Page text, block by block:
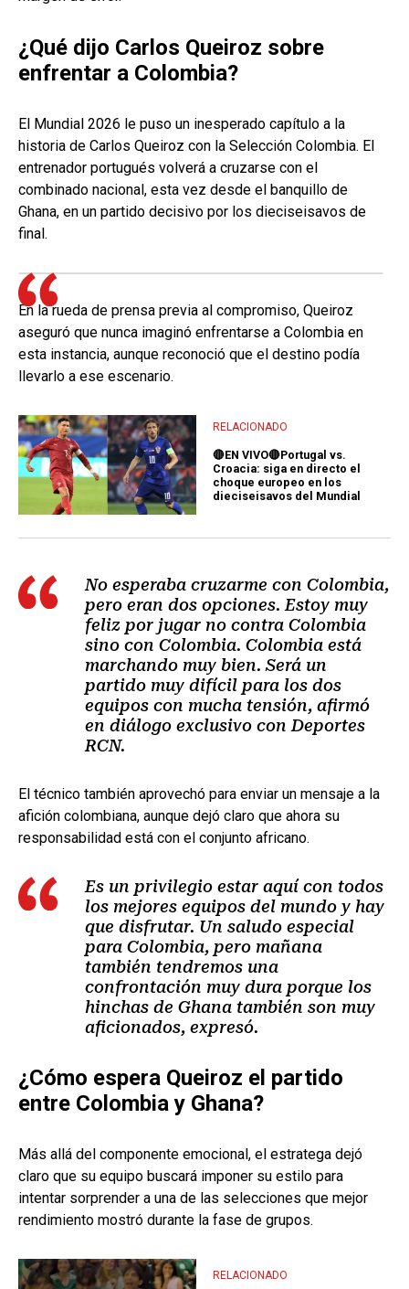
¿Qué dijo Carlos Queiroz sobre
enfrentar a Colombia?
El Mundial 2026 le puso un inesperado capítulo a la
historia de Carlos Queiroz con la Selección Colombia. El
entrenador portugués volverá a cruzarse con el
combinado nacional, esta vez desde el banquillo de
Ghana, en un partido decisivo por los dieciseisavos de
final.
En la rueda de prensa previa al compromiso, Queiroz
aseguró que nunca imaginó enfrentarse a Colombia en
esta instancia, aunque reconoció que el destino podía
llevarlo a ese escenario.
RELACIONADO
🔴EN VIVO🔴Portugal vs.
Croacia: siga en directo el
choque europeo en los
dieciseisavos del Mundial
No esperaba cruzarme con Colombia,
pero eran dos opciones. Estoy muy
feliz por jugar no contra Colombia
sino con Colombia. Colombia está
marchando muy bien. Será un
partido muy difícil para los dos
equipos con mucha tensión, afirmó
en diálogo exclusivo con Deportes
RCN.
El técnico también aprovechó para enviar un mensaje a la
afición colombiana, aunque dejó claro que ahora su
responsabilidad está con el conjunto africano.
Es un privilegio estar aquí con todos
los mejores equipos del mundo y hay
que disfrutar. Un saludo especial
para Colombia, pero mañana
también tendremos una
confrontación muy dura porque los
hinchas de Ghana también son muy
aficionados, expresó.
¿Cómo espera Queiroz el partido
entre Colombia y Ghana?
Más allá del componente emocional, el estratega dejó
claro que su equipo buscará imponer su estilo para
intentar sorprender a una de las selecciones que mejor
rendimiento mostró durante la fase de grupos.
RELACIONADO